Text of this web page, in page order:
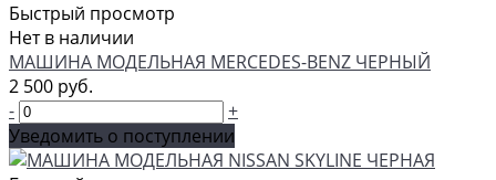
Быстрый просмотр
Нет в наличии
МАШИНА МОДЕЛЬНАЯ MERCEDES-BENZ ЧЕРНЫЙ
2 500 руб.
-
+
Уведомить о поступлении